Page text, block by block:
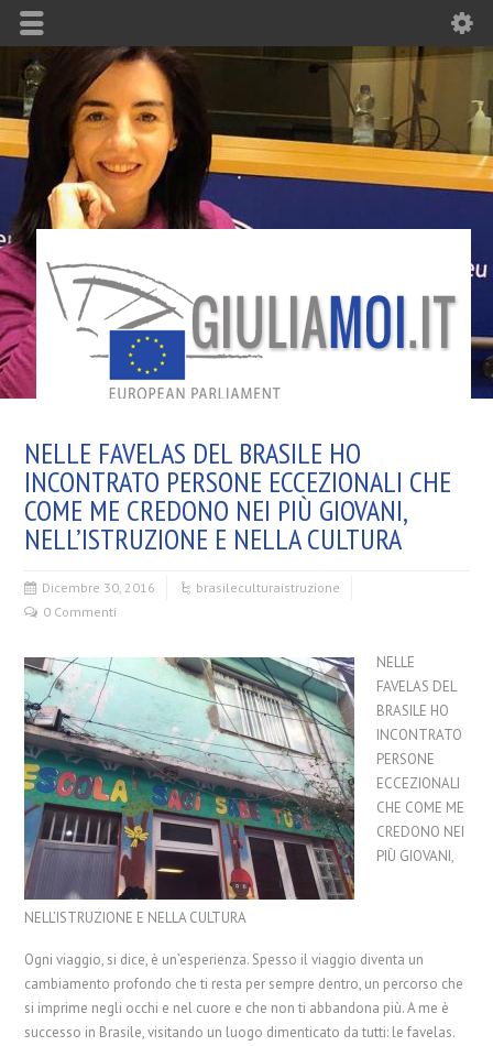
NELLE FAVELAS DEL BRASILE HO
INCONTRATO PERSONE ECCEZIONALI CHE
COME ME CREDONO NEI PIÙ GIOVANI,
NELL’ISTRUZIONE E NELLA CULTURA
Dicembre 30, 2016 brasileculturaistruzione
0 Commenti
NELLE
FAVELAS DEL
BRASILE HO
INCONTRATO
PERSONE
ECCEZIONALI
CHE COME ME
CREDONO NEI
PIÙ GIOVANI,
NELL’ISTRUZIONE E NELLA CULTURA
Ogni viaggio, si dice, è un’esperienza. Spesso il viaggio diventa un
cambiamento profondo che ti resta per sempre dentro, un percorso che
si imprime negli occhi e nel cuore e che non ti abbandona più. A me è
successo in Brasile, visitando un luogo dimenticato da tutti: le favelas.